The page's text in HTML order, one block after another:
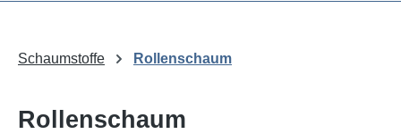
Schaumstoffe Rollenschaum
Rollenschaum